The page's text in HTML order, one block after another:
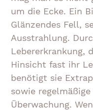
um die Ecke. Ein
Glänzendes Fell,
Ausstrahlung.
Lebererkrankung,
Hinsicht fast ihr
benötigt sie
sowie
Überwachung.